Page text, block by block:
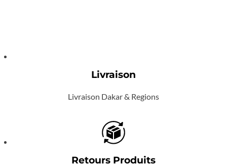
Livraison
Livraison Dakar & Regions
Retours Produits